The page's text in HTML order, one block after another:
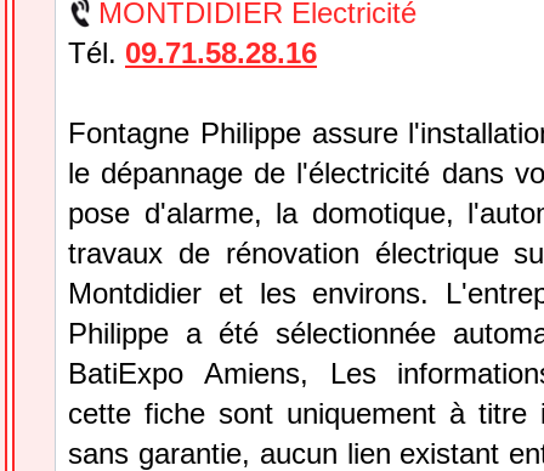
MONTDIDIER Electricité
Tél. 09.71.58.28.16
Fontagne Philippe assure
le dépannage de l'électricité dans
pose d'alarme, la domotique,
travaux de rénovation électrique
Montdidier et les environs.
Philippe a été sélectionnée
BatiExpo Amiens, Les
cette fiche sont uniquement à titre
sans garantie, aucun lien existant